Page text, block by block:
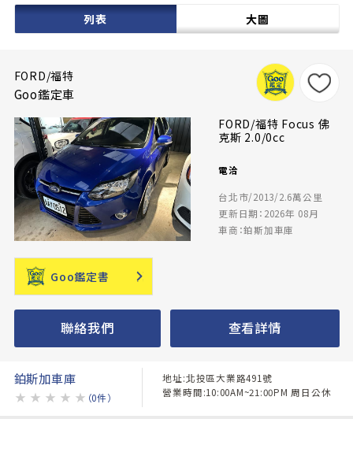
列表 大圖
FORD/福特
Goo鑑定車
FORD/福特 Focus 佛
克斯 2.0/0cc
電洽
台北市/2013/2.6萬公里
更新日期：2026年 08月
車商：鉑斯加車庫
Goo鑑定書
聯絡我們 查看詳情
鉑斯加車庫
★ ★ ★ ★ ★ （0件）
地址:北投區大業路491號
營業時間:10:00AM~21:00PM 周日公休